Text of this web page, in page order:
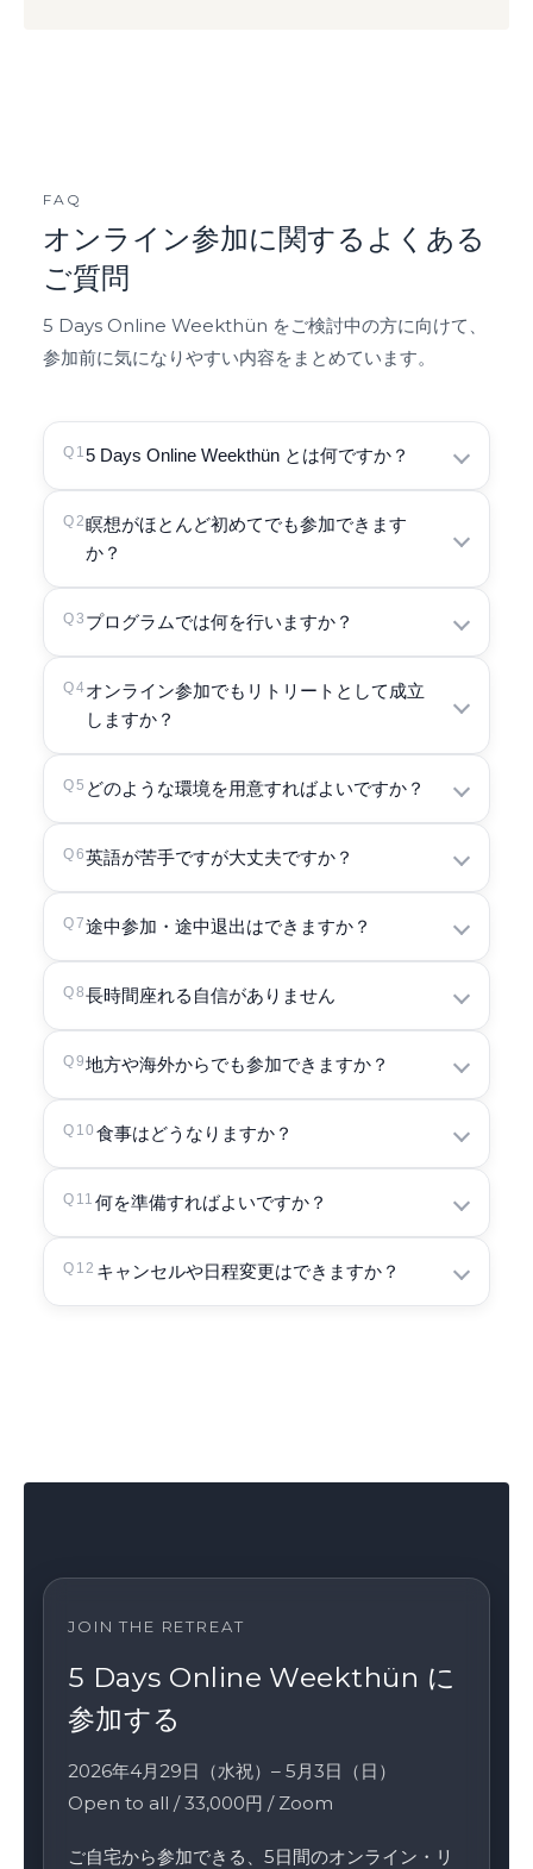
FAQ
オンライン参加に関するよくある
ご質問
5 Days Online Weekthün をご検討中の方に向けて、
参加前に気になりやすい内容をまとめています。
Q1 5 Days Online Weekthün とは何ですか？
5 Days Online Weekthün は、ご自宅から参
加できる5日間のオンライン・リトリートです。
座る瞑想と歩く瞑想を繰り返しながら、日常の
中で心を落ち着け、実践を深めていきます。
Q2瞑想がほとんど初めてでも参加できます
か？
はい。初心者から経験者まで、どなたでもご参
加いただけます。
ただし、長時間の瞑想を前提にしたプログラム
のため、初めての方には事前に瞑想入門クラス
ん）。
Q3 プログラムでは何を行いますか？
ラリー・マーメルスティーンによる講義、シャ
マタ・ヴィパシャナ瞑想、歩く瞑想を行いま
す。
5日間の時間割に沿って、実践にまとまって取り
Q4オンライン参加でもリトリートとして成立
しますか？
はい。静かな環境を整え、5日間の時間割に沿っ
て参加することで、オンラインでもリトリート
として十分に実践できます。
Weekthün は、日常から完全に離れるのではな
く、生活の中で心を整える力を育てる実践でも
あるため、オンライン参加とも相性がありま
す。
Q5 どのような環境を用意すればよいですか？
PC またはタブレット、安定したインターネット
環境、そして静かに座れるスペースをご準備く
ださい。
また、歩く瞑想を行える小さなスペースがある
と、より参加しやすくなります。
Q6英語が苦手ですが大丈夫ですか？
講義は英語ですが、日本語通訳が入ります。質
疑応答も通訳を通して参加できますので、ご安
心ください。
Q7途中参加・途中退出はできますか？
Weekthün は、一日の流れ全体を通して心を整
えていくリトリートです。そのため、原則とし
て全日程への参加をお願いしています。
やむを得ない事情がある場合は、事前にご相談
ください。
Q8長時間座れる自信がありません
椅子での参加も可能です。身体の状態に応じ
て、無理のない姿勢でご参加ください。
Q9地方や海外からでも参加できますか？
はい。オンライン開催のため、地方や海外から
でもご参加いただけます。
日本時間のスケジュールに沿って参加できるこ
と、安定した通信環境があることをご確認くだ
さい。
Q10食事はどうなりますか？
オンライン参加のため、昼食と飲み物は各自で
ご準備ください。
Day 2–5 は 12:00–13:00 が昼休憩となります。
Q11何を準備すればよいですか？
PC またはタブレット
Q12 キャンセルや日程変更はできますか？
JOIN THE RETREAT
5 Days Online Weekthün に
参加する
2026年4月29日（水祝）– 5月3日（日）
Open to all / 33,000円 / Zoom
ご自宅から参加できる、5日間のオンライン・リ